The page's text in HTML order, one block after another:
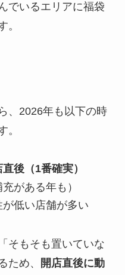
でいるエリアに福袋
。
、2026年も以下の時
。
後（1番確実）
がある年も）
低い店舗が多い
そもそも置いていな
ため、
開店直後に動